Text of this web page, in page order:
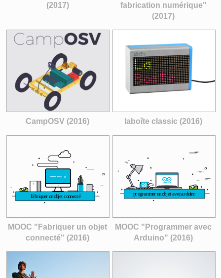
(2017)
fabrication numérique"
(2017)
CampOSV (2016) laboîte classic (2016)
MOOC "Fabriquer un objet
connecté" (2016)
MOOC "Programmer avec
Arduino" (2016)